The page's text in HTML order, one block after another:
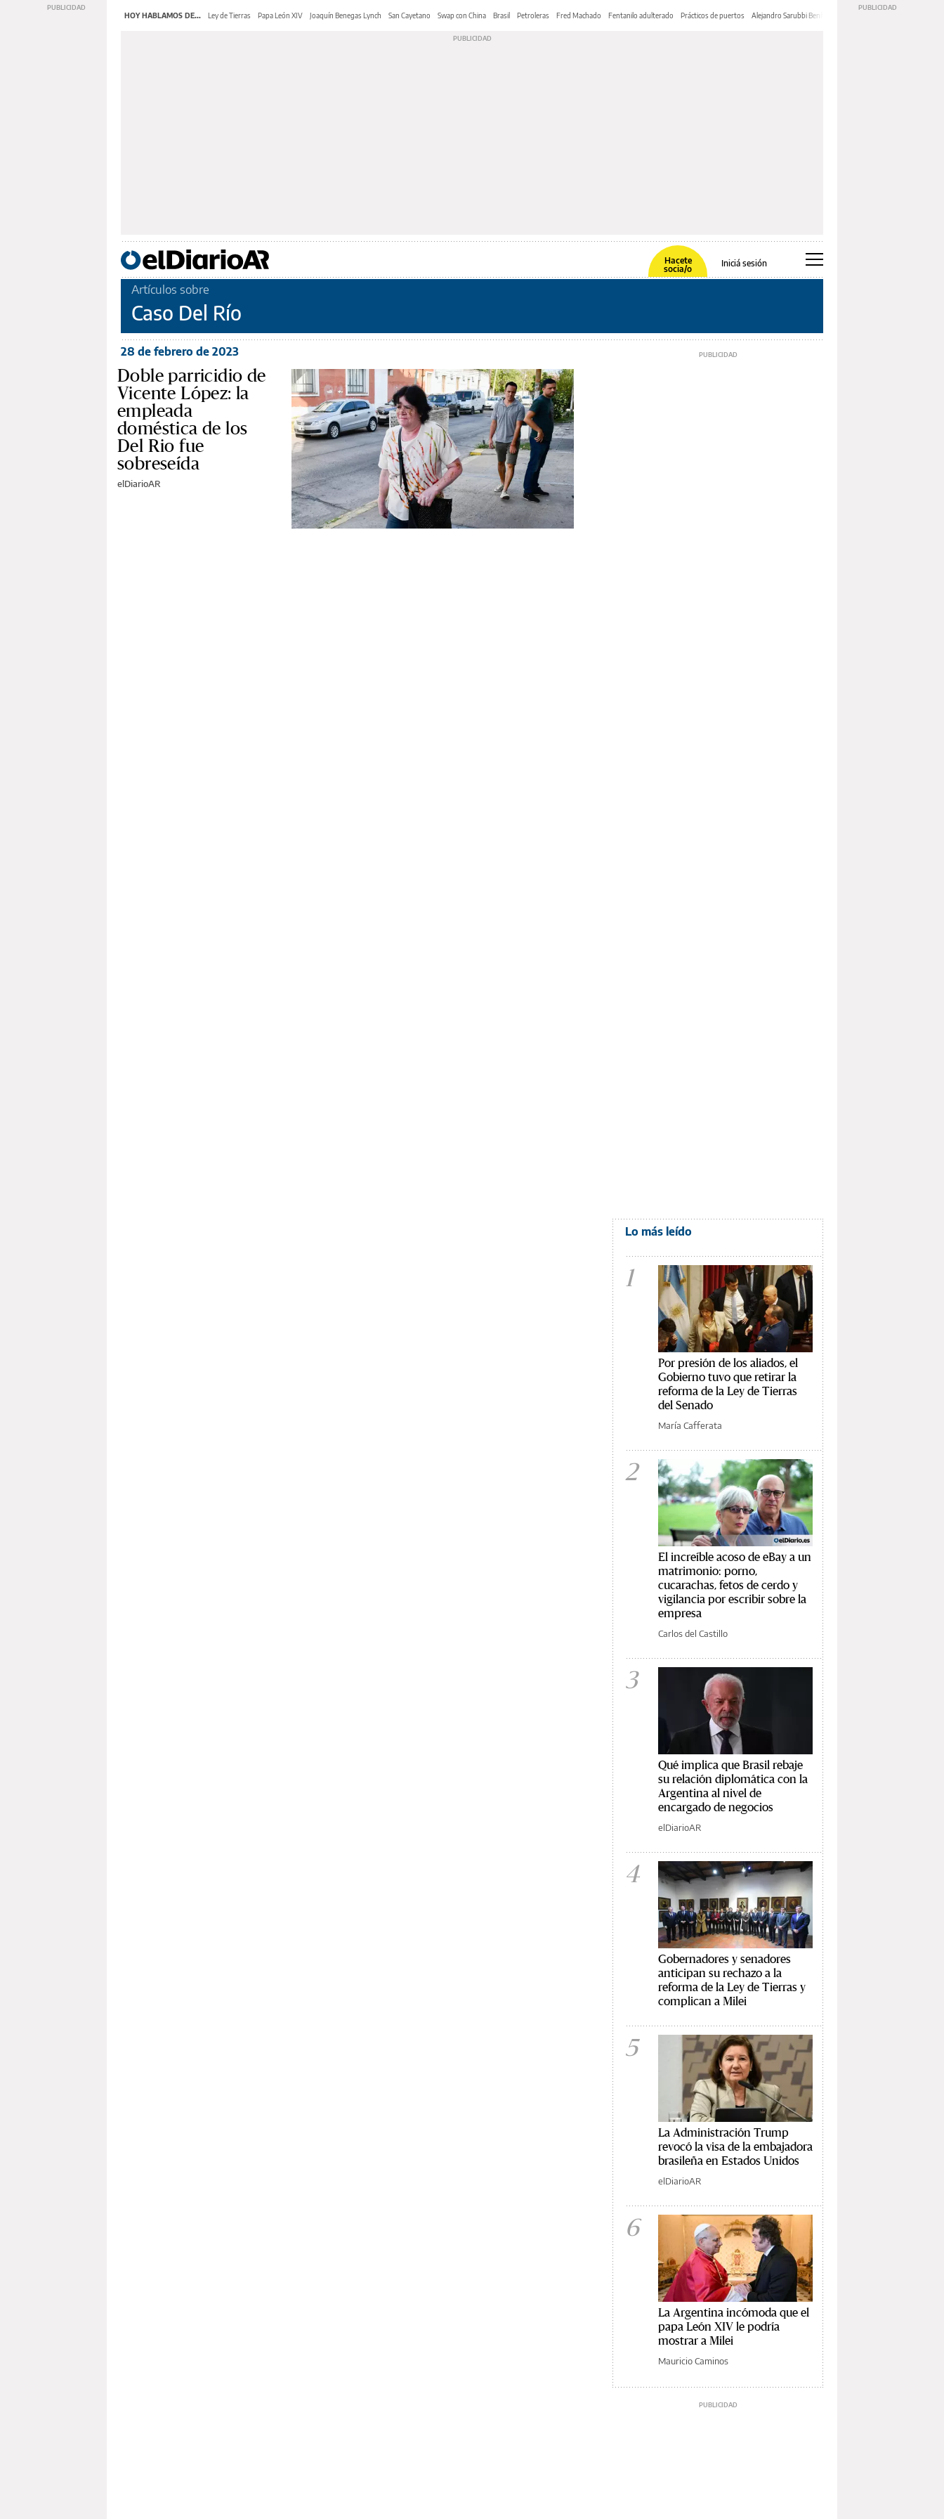
HOY HABLAMOS DE... Ley de Tierras Papa León XIV Joaquín Benegas Lynch San Cayetano Swap con China Brasil Petroleras Fred Machado Fentanilo adulterado Prácticos de puertos Alejandro Sarubbi Benítez
Hacete
socia/o
Iniciá sesión
Artículos sobre
Caso Del Río
28 de febrero de 2023
Doble parricidio de
Vicente López: la
empleada
doméstica de los
Del Rio fue
sobreseída
elDiarioAR
Lo más leído
1
Por presión de los aliados, el
Gobierno tuvo que retirar la
reforma de la Ley de Tierras
del Senado
María Cafferata
2
El increíble acoso de eBay a un
matrimonio: porno,
cucarachas, fetos de cerdo y
vigilancia por escribir sobre la
empresa
Carlos del Castillo
3
Qué implica que Brasil rebaje
su relación diplomática con la
Argentina al nivel de
encargado de negocios
elDiarioAR
4
Gobernadores y senadores
anticipan su rechazo a la
reforma de la Ley de Tierras y
complican a Milei
5
La Administración Trump
revocó la visa de la embajadora
brasileña en Estados Unidos
elDiarioAR
6
La Argentina incómoda que el
papa León XIV le podría
mostrar a Milei
Mauricio Caminos